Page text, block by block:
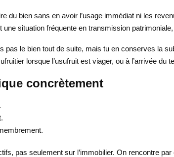
du bien sans en avoir l’usage immédiat ni les
une situation fréquente en transmission
pas le bien tout de suite, mais tu en conserves la
lorsque l’usufruit est viager, ou à l’arrivée du
concrètement
pas seulement sur l’immobilier. On rencontre